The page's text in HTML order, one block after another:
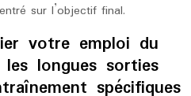
sur l’objectif final.
votre emploi du
longues sorties
spécifiques